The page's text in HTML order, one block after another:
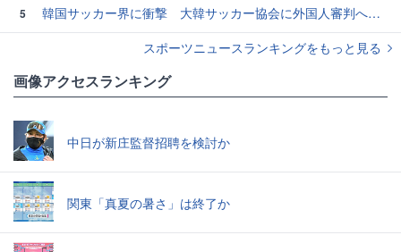
5
韓国サッカー界に衝撃 大韓サッカー協会に外国人審判への“性的接待”疑惑 韓国メディアが報道
スポーツニュースランキングをもっと見る
画像アクセスランキング
中日が新庄監督招聘を検討か
関東「真夏の暑さ」は終了か